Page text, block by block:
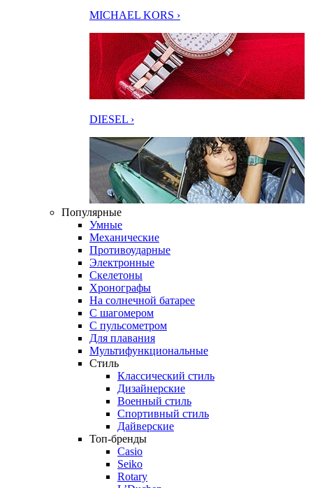
MICHAEL KORS ›
DIESEL ›
Популярные
Умные
Механические
Противоударные
Электронные
Скелетоны
Хронографы
На солнечной батарее
С шагомером
С пульсометром
Для плавания
Мультифункциональные
Стиль
Классический стиль
Дизайнерские
Военный стиль
Спортивный стиль
Дайверские
Топ-бренды
Casio
Seiko
Rotary